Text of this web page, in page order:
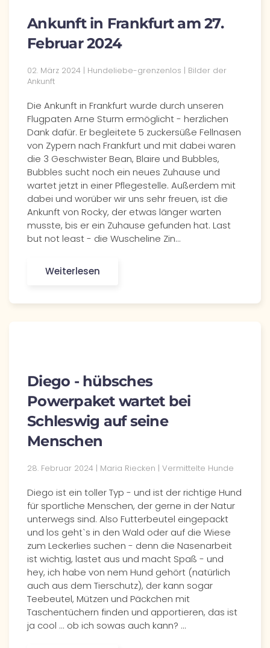
Ankunft in Frankfurt am 27.
Februar 2024
02. März 2024 | Hundeliebe-grenzenlos | Bilder der
Ankunft
Die Ankunft in Frankfurt wurde durch unseren
Flugpaten Arne Sturm ermöglicht - herzlichen
Dank dafür. Er begleitete 5 zuckersüße Fellnasen
von Zypern nach Frankfurt und mit dabei waren
die 3 Geschwister Bean, Blaire und Bubbles,
Bubbles sucht noch ein neues Zuhause und
wartet jetzt in einer Pflegestelle. Außerdem mit
dabei und worüber wir uns sehr freuen, ist die
Ankunft von Rocky, der etwas länger warten
musste, bis er ein Zuhause gefunden hat. Last
but not least - die Wuscheline Zin…
Weiterlesen
Diego - hübsches
Powerpaket wartet bei
Schleswig auf seine
Menschen
28. Februar 2024 | Maria Riecken | Vermittelte Hunde
Diego ist ein toller Typ - und ist der richtige Hund
für sportliche Menschen, der gerne in der Natur
unterwegs sind. Also Futterbeutel eingepackt
und los geht`s in den Wald oder auf die Wiese
zum Leckerlies suchen - denn die Nasenarbeit
ist wichtig, lastet aus und macht Spaß - und
hey, ich habe von nem Hund gehört (natürlich
auch aus dem Tierschutz), der kann sogar
Teebeutel, Mützen und Päckchen mit
Taschentüchern finden und apportieren, das ist
ja cool ... ob ich sowas auch kann? ...